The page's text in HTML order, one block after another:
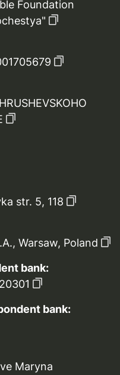
Foundation
str. 5, 118
Warsaw, Poland
bank:
bank:
Maryna